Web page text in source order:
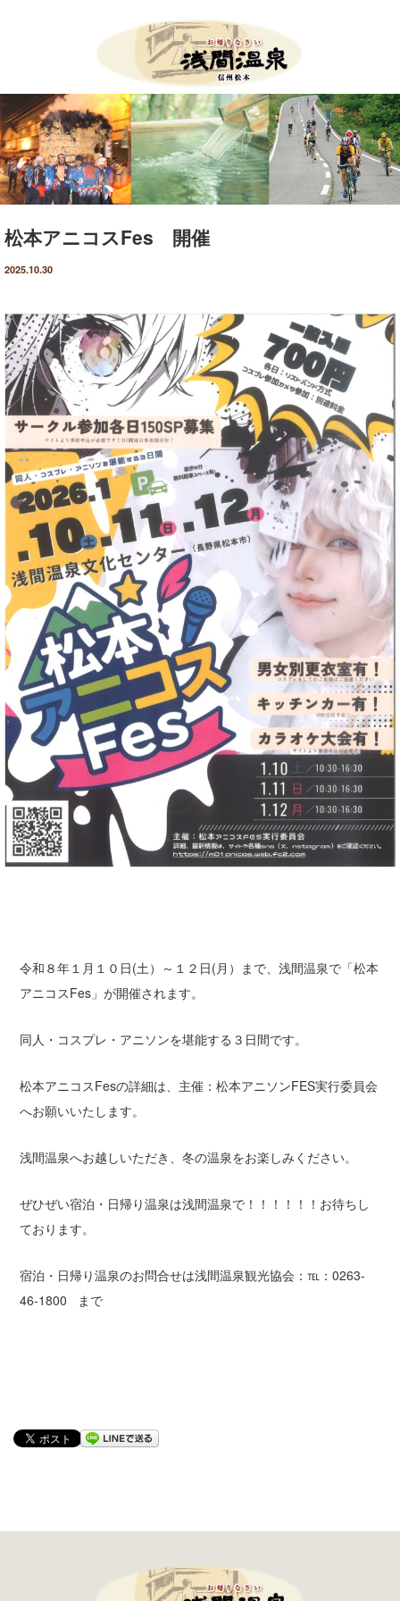
松本アニコスFes 開催
2025.10.30
令和８年１月１０日(土）～１２日(月）まで、浅間温泉で「松本
アニコスFes」が開催されます。
同人・コスプレ・アニソンを堪能する３日間です。
松本アニコスFesの詳細は、主催：松本アニソンFES実行委員会
へお願いいたします。
浅間温泉へお越しいただき、冬の温泉をお楽しみください。
ぜひぜい宿泊・日帰り温泉は浅間温泉で！！！！！！お待ちし
ております。
宿泊・日帰り温泉のお問合せは浅間温泉観光協会：℡：0263-
46-1800 まで
HOME
お知らせ
イベント案内
ツール・ド・美ヶ原
新そば祭り
アサマップ
食べ歩き案内
おすすめの宿案内
お茶とお散歩案内
外湯と祭り案内
文学文化財案内
浅間温泉観光協会会員一覧
みどころ
浅間温泉写真館
昔の浅間温泉
浅間温泉の宝
コンベンションガイド
浅間温泉文化センター